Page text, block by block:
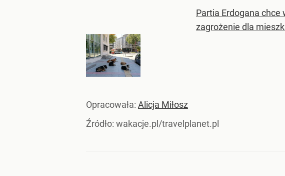
Partia Erdogana
zagrożenie dla
Opracowała: Alicja Miłosz
Źródło: wakacje.pl/travelplanet.pl